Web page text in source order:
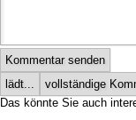
Kommentar senden
lädt...
vollständige
Das könnte Sie auch